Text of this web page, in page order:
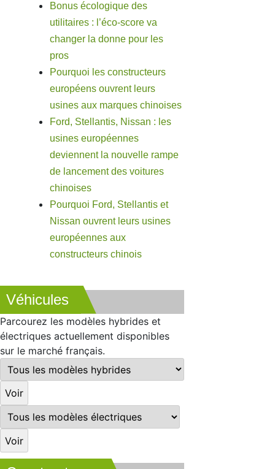
Bonus écologique des
utilitaires : l’éco-score va
changer la donne pour les
pros
Pourquoi les constructeurs
européens ouvrent leurs
usines aux marques chinoises
Ford, Stellantis, Nissan : les
usines européennes
deviennent la nouvelle rampe
de lancement des voitures
chinoises
Pourquoi Ford, Stellantis et
Nissan ouvrent leurs usines
européennes aux
constructeurs chinois
Véhicules
Parcourez les modèles hybrides et
électriques actuellement disponibles
sur le marché français.